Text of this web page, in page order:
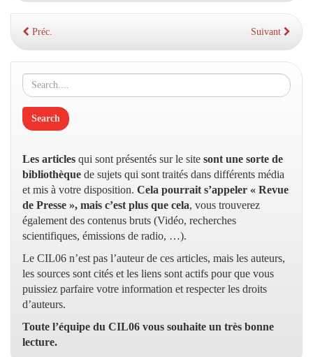
Préc. Suivant
Les articles qui sont présentés sur le site sont une sorte de
bibliothèque de sujets qui sont traités dans différents média
et mis à votre disposition. Cela pourrait s’appeler « Revue
de Presse », mais c’est plus que cela, vous trouverez
également des contenus bruts (Vidéo, recherches
scientifiques, émissions de radio, …).
Le CIL06 n’est pas l’auteur de ces articles, mais les auteurs,
les sources sont cités et les liens sont actifs pour que vous
puissiez parfaire votre information et respecter les droits
d’auteurs.
Toute l’équipe du CIL06 vous souhaite un très bonne
lecture.